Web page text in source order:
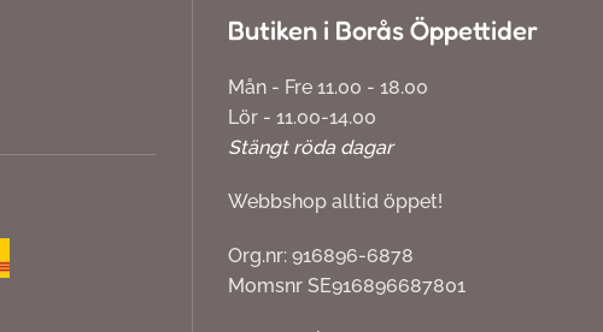
Butiken i Borås Öppettider
Mån - Fre 11.00 - 18.00
Lör - 11.00-14.00
Stängt röda dagar
Webbshop alltid öppet!
Org.nr: 916896-6878
Momsnr SE916896687801